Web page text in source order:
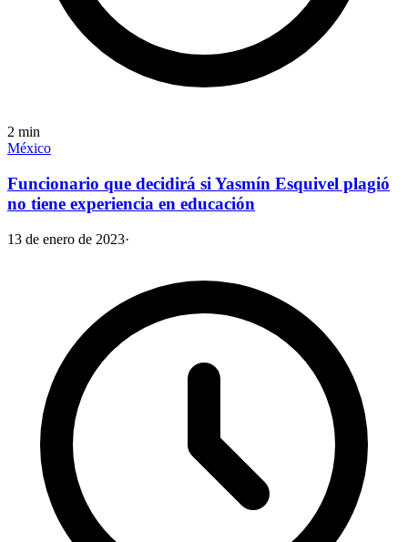
2 min
México
Funcionario que decidirá si Yasmín Esquivel plagió
no tiene experiencia en educación
13 de enero de 2023·